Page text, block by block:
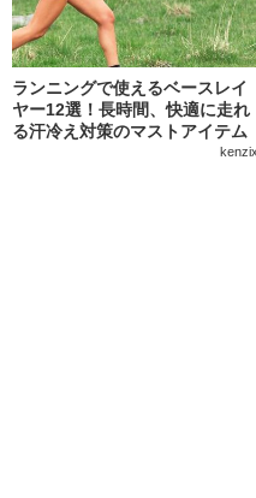
ランニングで使えるベースレイ
ヤー12選！長時間、快適に走れ
る汗冷え対策のマストアイテム
kenzix